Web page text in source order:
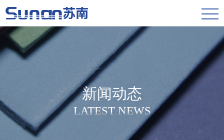
新闻动态
LATEST NEWS